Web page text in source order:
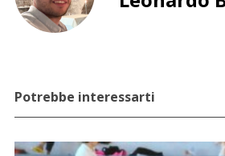
Potrebbe interessarti